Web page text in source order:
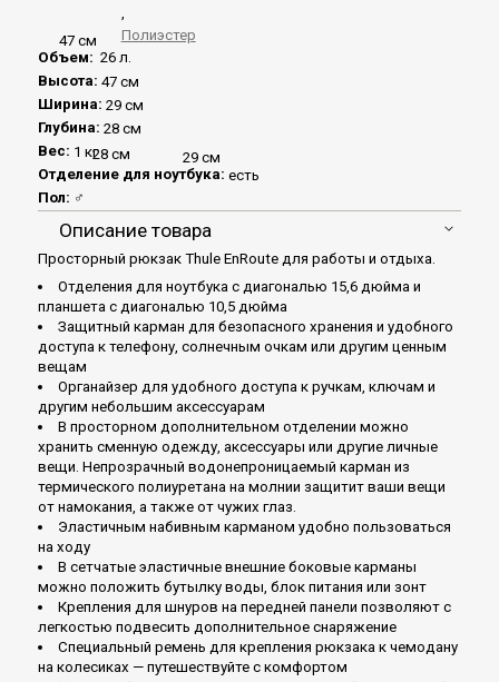
47 см
28 см 29 см
Полиэстер
Объем: 26 л.
Высота: 47 см
Ширина: 29 см
Глубина: 28 см
Вес: 1 кг
Отделение для ноутбука: есть
Пол: ♂
Описание товара
Просторный рюкзак Thule EnRoute для работы и отдыха.
Отделения для ноутбука с диагональю 15,6 дюйма и
планшета с диагональю 10,5 дюйма
Защитный карман для безопасного хранения и удобного
доступа к телефону, солнечным очкам или другим ценным
вещам
Органайзер для удобного доступа к ручкам, ключам и
другим небольшим аксессуарам
В просторном дополнительном отделении можно
хранить сменную одежду, аксессуары или другие личные
вещи. Непрозрачный водонепроницаемый карман из
термического полиуретана на молнии защитит ваши вещи
от намокания, а также от чужих глаз.
Эластичным набивным карманом удобно пользоваться
на ходу
В сетчатые эластичные внешние боковые карманы
можно положить бутылку воды, блок питания или зонт
Крепления для шнуров на передней панели позволяют с
легкостью подвесить дополнительное снаряжение
Специальный ремень для крепления рюкзака к чемодану
на колесиках — путешествуйте с комфортом